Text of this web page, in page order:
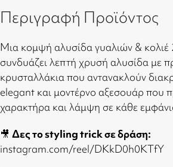
Περιγραφή Προϊόντος
Μια κομψή αλυσίδα γυαλιών &
συνδυάζει λεπτή χρυσή αλυσίδα με
κρυσταλλάκια που αντανακλούν
elegant και μοντέρνο αξεσουάρ που
χαρακτήρα και λάμψη σε κάθε
🎥 Δες το styling trick σε δράση:
instagram.com/reel/DKkD0h0KTfY